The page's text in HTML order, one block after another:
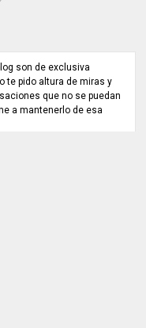
son de exclusiva
te pido altura de miras y
que no se puedan
a mantenerlo de esa